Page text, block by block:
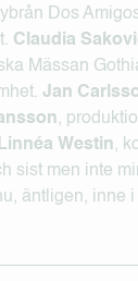
Dos
Claudia
Mässan
Jan
,
Linnéa Westin,
sist men inte
äntligen, inne i